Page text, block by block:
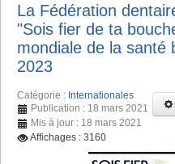
La Fédération
"Sois fier de ta
mondiale de la santé
2023
Catégorie : Internationales
Publication : 18 mars 2021
Mis à jour : 18 mars 2021
Affichages : 3160